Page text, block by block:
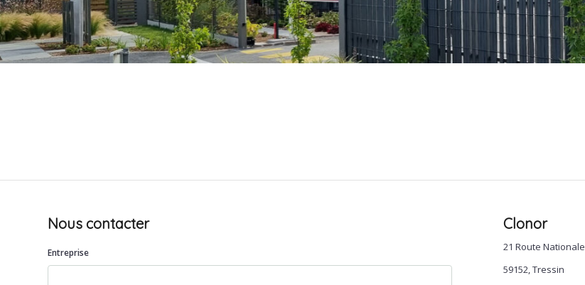
Nous contacter
Entreprise
Clonor
21 Route Nationale
59152, Tressin